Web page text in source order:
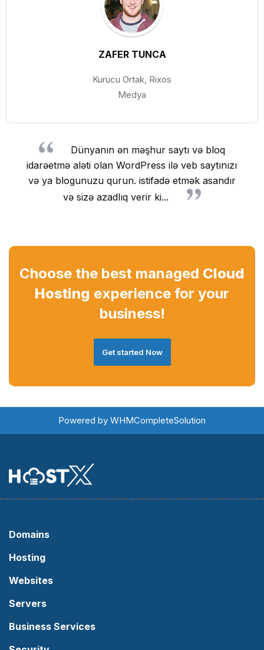
ZAFER TUNCA
Kurucu Ortak, Rixos
Medya
Dünyanın ən məşhur saytı və bloq
idarəetmə aləti olan WordPress ilə veb saytınızı
və ya blogunuzu qurun. istifadə etmək asandır
və sizə azadlıq verir ki...
Choose the best managed Cloud
Hosting experience for your
business!
Get started Now
Powered by WHMCompleteSolution
Domains
Hosting
Websites
Servers
Business Services